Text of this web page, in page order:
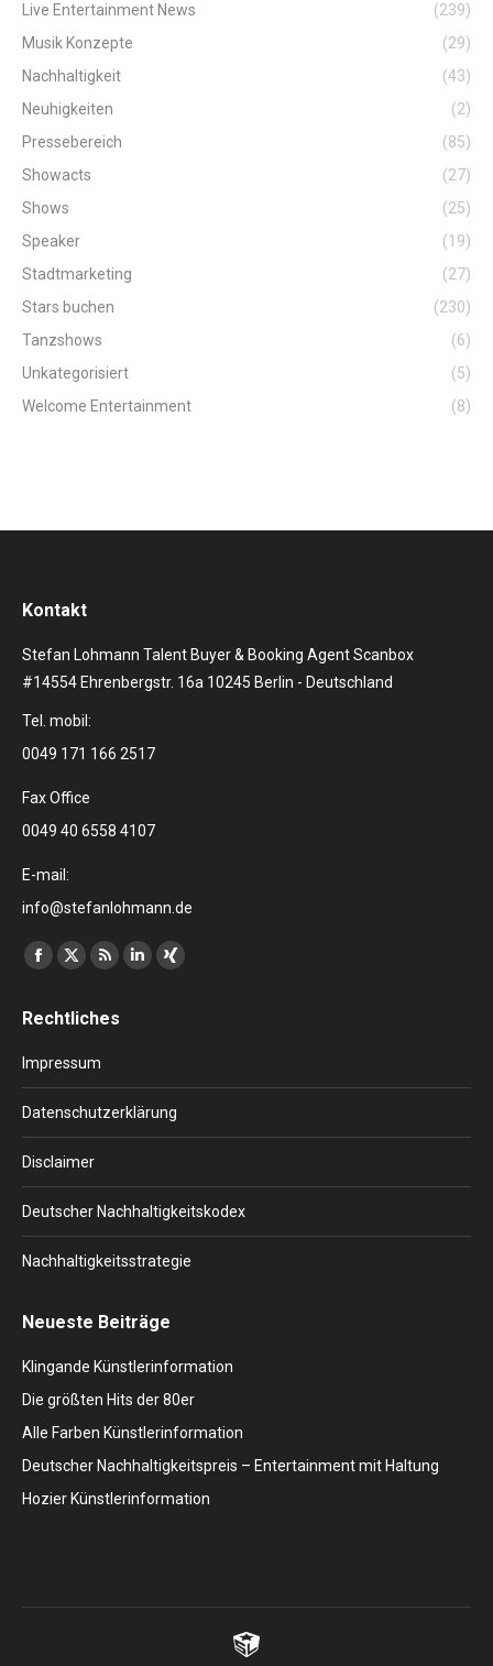
Live Entertainment News
(239)
Musik Konzepte
(29)
Nachhaltigkeit
(43)
Neuhigkeiten
(2)
Pressebereich
(85)
Showacts
(27)
Shows
(25)
Speaker
(19)
Stadtmarketing
(27)
Stars buchen
(230)
Tanzshows
(6)
Unkategorisiert
(5)
Welcome Entertainment
(8)
Kontakt
Stefan Lohmann Talent Buyer & Booking Agent Scanbox
#14554 Ehrenbergstr. 16a 10245 Berlin - Deutschland
Tel. mobil:
0049 171 166 2517
Fax Office
0049 40 6558 4107
E-mail:
info@stefanlohmann.de
Finden Sie uns auf:
Facebook
opens
new
window
X
opens
new
window
RSS
opens
new
window
Linkedin
new
window
XING
new
window
Rechtliches
Impressum
Datenschutzerklärung
Disclaimer
Deutscher Nachhaltigkeitskodex
Nachhaltigkeitsstrategie
Neueste Beiträge
Klingande Künstlerinformation
Die größten Hits der 80er
Alle Farben Künstlerinformation
Deutscher Nachhaltigkeitspreis – Entertainment mit Haltung
Hozier Künstlerinformation